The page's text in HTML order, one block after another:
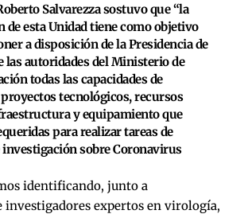
Salvarezza sostuvo que “la
de esta Unidad tiene como objetivo
a disposición de la Presidencia de
las autoridades del Ministerio de
todas las capacidades de
tecnológicos, recursos
y equipamiento que
para realizar tareas de
sobre Coronavirus
identificando, junto a
investigadores expertos en virología,